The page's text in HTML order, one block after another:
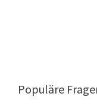
Populäre